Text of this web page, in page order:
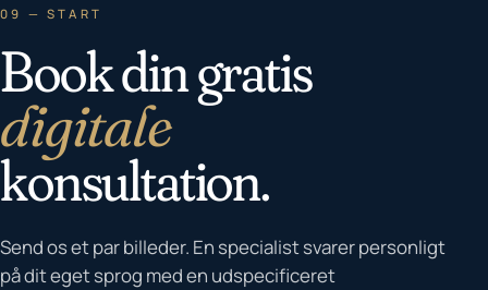
09 — START
Book din gratis
digitale
konsultation.
Send os et par billeder. En specialist svarer personligt
på dit eget sprog med en udspecificeret